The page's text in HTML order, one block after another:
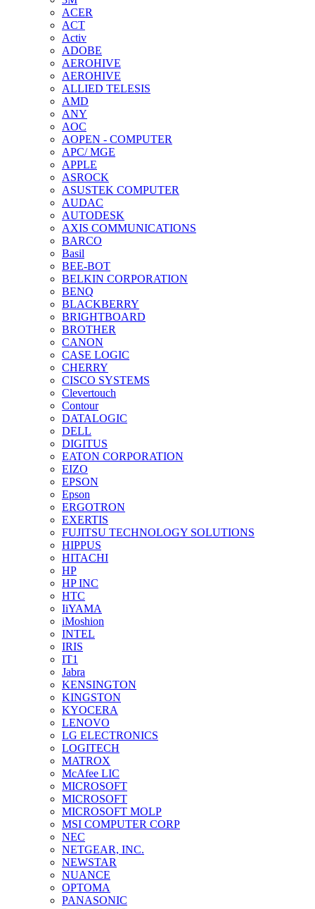
ACER
ACT
Activ
ADOBE
AEROHIVE
AEROHIVE
ALLIED TELESIS
AMD
ANY
AOC
AOPEN - COMPUTER
APC/ MGE
APPLE
ASROCK
ASUSTEK COMPUTER
AUDAC
AUTODESK
AXIS COMMUNICATIONS
BARCO
Basil
BEE-BOT
BELKIN CORPORATION
BENQ
BLACKBERRY
BRIGHTBOARD
BROTHER
CANON
CASE LOGIC
CHERRY
CISCO SYSTEMS
Clevertouch
Contour
DATALOGIC
DELL
DIGITUS
EATON CORPORATION
EIZO
EPSON
Epson
ERGOTRON
EXERTIS
FUJITSU TECHNOLOGY SOLUTIONS
HIPPUS
HITACHI
HP
HP INC
HTC
IiYAMA
iMoshion
INTEL
IRIS
IT1
Jabra
KENSINGTON
KINGSTON
KYOCERA
LENOVO
LG ELECTRONICS
LOGITECH
MATROX
McAfee LIC
MICROSOFT
MICROSOFT
MICROSOFT MOLP
MSI COMPUTER CORP
NEC
NETGEAR, INC.
NEWSTAR
NUANCE
OPTOMA
PANASONIC